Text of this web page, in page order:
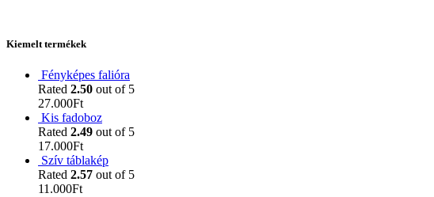
Kiemelt termékek
Fényképes falióra
Rated 2.50 out of 5
27.000Ft
Kis fadoboz
Rated 2.49 out of 5
17.000Ft
Szív táblakép
Rated 2.57 out of 5
11.000Ft